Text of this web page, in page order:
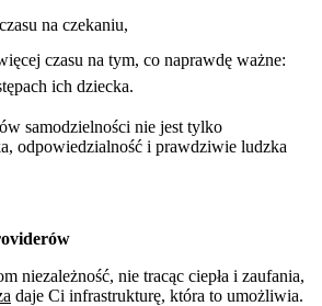
na czekaniu,
czasu na tym, co naprawdę ważne:
ich dziecka.
samodzielności nie jest tylko
odpowiedzialność i prawdziwie ludzka
niezależność, nie tracąc ciepła i zaufania,
daje Ci infrastrukturę, która to umożliwia.